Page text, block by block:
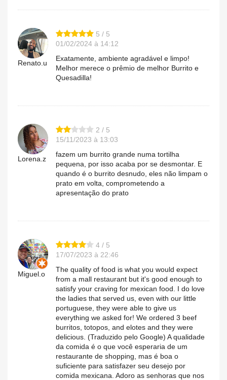
Renato.u
5 / 5
01/02/2024 à 14:12
Exatamente, ambiente agradável e limpo!
Melhor merece o prêmio de melhor Burrito e
Quesadilla!
Lorena.z
2 / 5
15/11/2023 à 13:03
fazem um burrito grande numa tortilha
pequena, por isso acaba por se desmontar. E
quando é o burrito desnudo, eles não limpam o
prato em volta, comprometendo a
apresentação do prato
Miguel.o
4 / 5
17/07/2023 à 22:46
The quality of food is what you would expect
from a mall restaurant but it's good enough to
satisfy your craving for mexican food. I do love
the ladies that served us, even with our little
portuguese, they were able to give us
everything we asked for! We ordered 3 beef
burritos, totopos, and elotes and they were
delicious. (Traduzido pelo Google) A qualidade
da comida é o que você esperaria de um
restaurante de shopping, mas é boa o
suficiente para satisfazer seu desejo por
comida mexicana. Adoro as senhoras que nos